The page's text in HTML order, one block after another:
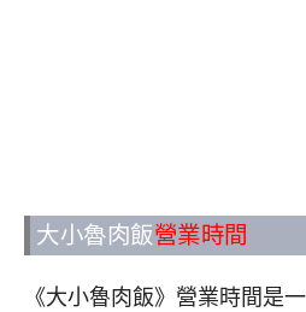
大小魯肉飯營業時間
《大小魯肉飯》營業時間是